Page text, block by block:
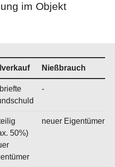
im Objekt
Nießbrauch
-
50%)
neuer Eigentümer